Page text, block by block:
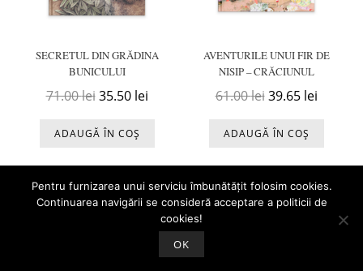
SECRETUL DIN GRĂDINA
BUNICULUI
71.00lei Prețul inițial a fost: 71.00 lei.
35.50 leiPrețul curent este: 35.50 lei.
ADAUGĂ ÎN COȘ
AVENTURILE UNUI FIR DE
NISIP – CRĂCIUNUL
61.00lei Prețul inițial a
39.65 leiPrețul
ADAUGĂ ÎN COȘ
Pentru furnizarea unui serviciu îmbunătățit folosim cookies.
Continuarea navigării se consideră acceptare a politicii de
cookies!
OK